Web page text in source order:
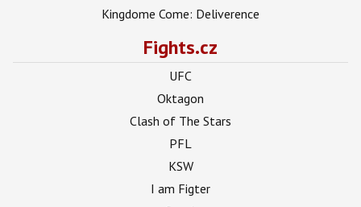
Kingdome Come: Deliverence
Fights.cz
UFC
Oktagon
Clash of The Stars
PFL
KSW
I am Figter